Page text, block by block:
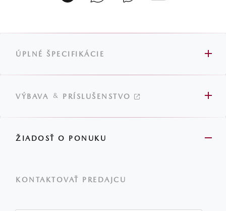
ÚPLNÉ ŠPECIFIKÁCIE
VÝBAVA & PRÍSLUŠENSTVO
ŽIADOSŤ O PONUKU
KONTAKTOVAŤ PREDAJCU